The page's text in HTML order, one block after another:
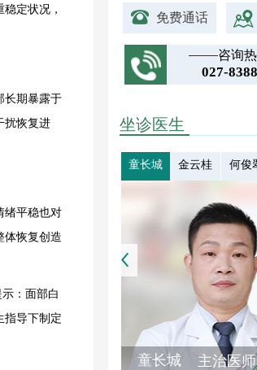
定状况，
期暴露于
扰恢复进
平稳也对
体恢复创造
：面部白
指导下制定
免费通话
咨询
027-
坐诊医生
童长城 金云桂 何俊
童长城 主治医师